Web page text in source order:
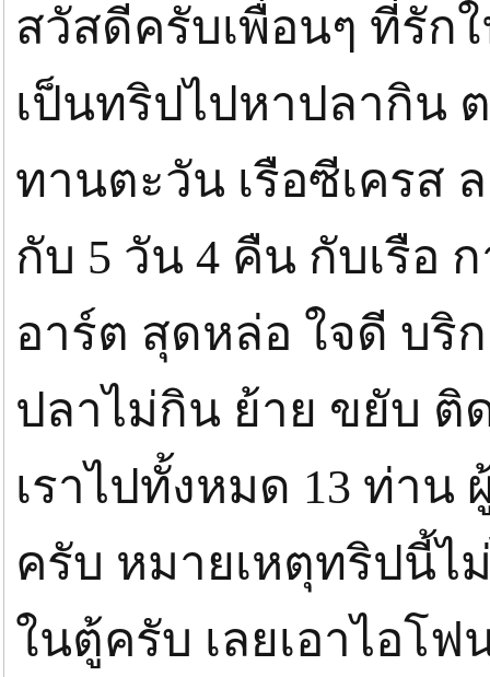
สวัสดีครับเพื่อนๆ ที่รัก
เป็นทริปไปหาปลากิน
ทานตะวัน เรือซีเครส
กับ 5 วัน 4 คืน กับเรือ
อาร์ต สุดหล่อ ใจดี บริ
ปลาไม่กิน ย้าย ขยับ ติ
เราไปทั้งหมด 13 ท่าน
ครับ หมายเหตุทริปนี้ไ
ในตู้ครับ เลยเอาไอโ